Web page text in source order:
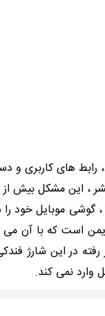
های کاربری و
، این مشکل
گوشی موبایل خود
شارژ ایمن به کار
وارد نمی کند.